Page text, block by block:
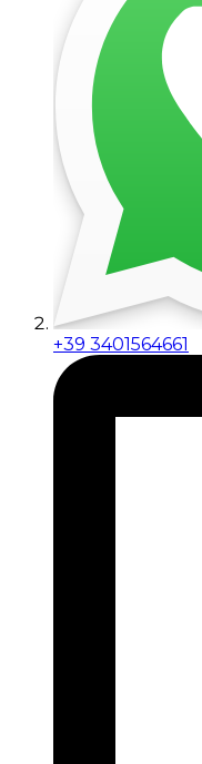
+39 3401564661